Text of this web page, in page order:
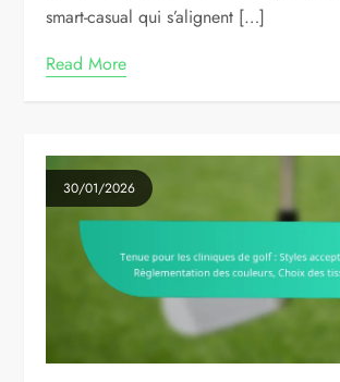
smart-casual qui s’alignent […]
Read More
30/01/2026